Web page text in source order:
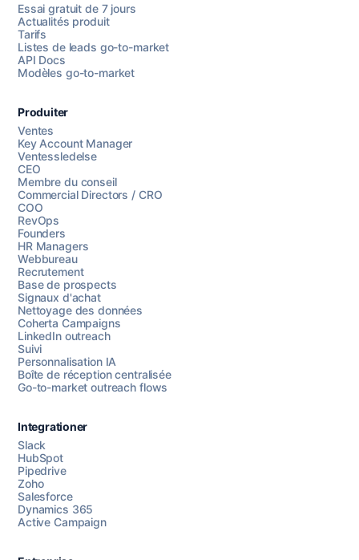
Chattez avec nous
Essai gratuit de 7 jours
Actualités produit
Tarifs
Listes de leads go-to-market
API Docs
Modèles go-to-market
Produiter
Ventes
Key Account Manager
Ventessledelse
CEO
Membre du conseil
Commercial Directors / CRO
COO
RevOps
Founders
HR Managers
Webbureau
Recrutement
Base de prospects
Signaux d'achat
Nettoyage des données
Coherta Campaigns
LinkedIn outreach
Suivi
Personnalisation IA
Boîte de réception centralisée
Go-to-market outreach flows
Integrationer
Slack
HubSpot
Pipedrive
Zoho
Salesforce
Dynamics 365
Active Campaign